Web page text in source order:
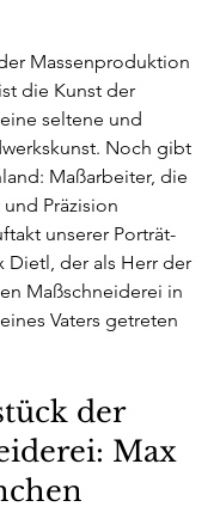
Massenproduktion
die Kunst der
seltene und
Noch gibt
Maßarbeiter, die
Präzision
unserer Porträt-
Dietl, der als Herr der
Maßschneiderei in
Vaters getreten
der
Max